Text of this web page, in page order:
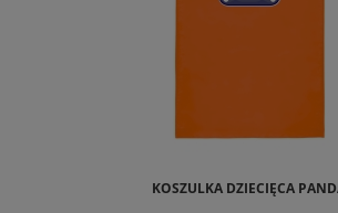
KOSZULKA DZIECIĘCA